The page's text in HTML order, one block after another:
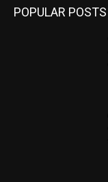
POPULAR POSTS